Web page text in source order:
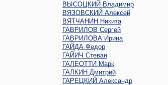
ВЫСОЦКИЙ Владимир
ВЯЗОВСКИЙ Алексей
ВЯТЧАНИН Никита
ГАВРИЛОВ Сергей
ГАВРИЛОВА Ирина
ГАЙДА Федор
ГАЙИЧ Стеван
ГАЛЕОТТИ Марк
ГАЛКИН Дмитрий
ГАРЕЦКИЙ Александр